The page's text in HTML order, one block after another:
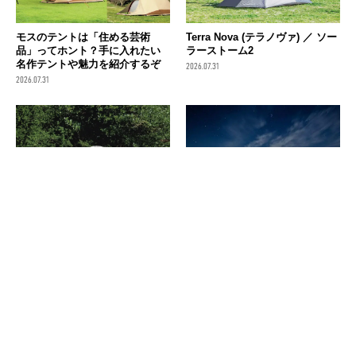
モスのテントは「住める芸術
品」ってホント？手に入れたい
名作テントや魅力を紹介するぞ
2026.07.31
Terra Nova (テラノヴァ) ／ ソー
ラーストーム2
2026.07.31